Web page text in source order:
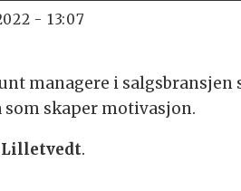
- 13:07
managere i
som skaper motivasjon.
.